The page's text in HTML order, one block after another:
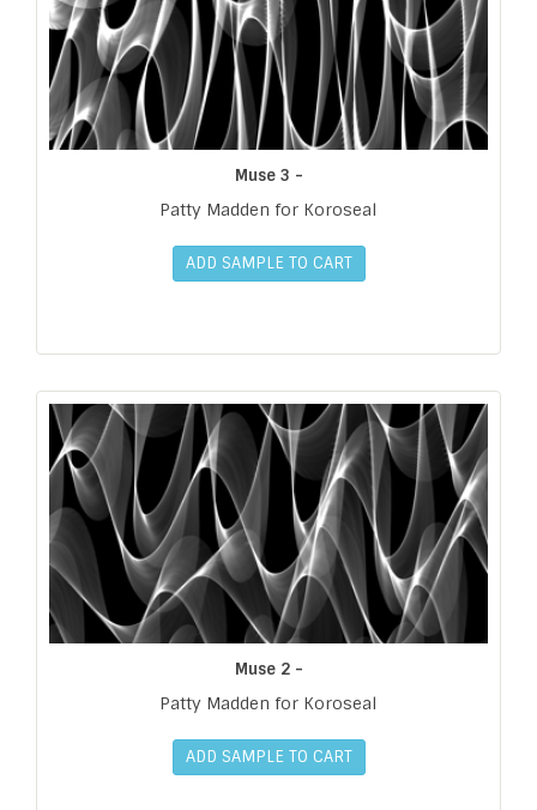
Muse 3 -
Patty Madden for Koroseal
ADD SAMPLE TO CART
Muse 2 -
Patty Madden for Koroseal
ADD SAMPLE TO CART